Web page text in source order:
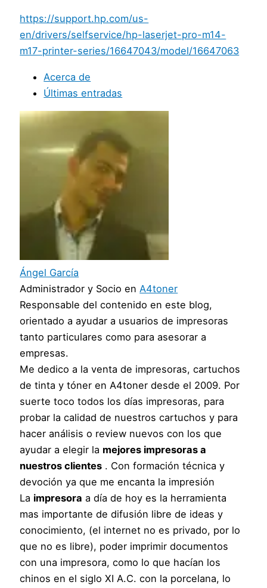
https://support.hp.com/us-
en/drivers/selfservice/hp-laserjet-pro-m14-
m17-printer-series/16647043/model/16647063
Acerca de
Últimas entradas
Ángel García
Administrador y Socio enA4toner
Responsable del contenido en este blog,
orientado a ayudar a usuarios de impresoras
tanto particulares como para asesorar a
empresas.
Me dedico a la venta de impresoras, cartuchos
de tinta y tóner en A4toner desde el 2009. Por
suerte toco todos los días impresoras, para
probar la calidad de nuestros cartuchos y para
hacer análisis o review nuevos con los que
ayudar a elegir la mejores impresoras a
nuestros clientes . Con formación técnica y
devoción ya que me encanta la impresión
La impresora a día de hoy es la herramienta
mas importante de difusión libre de ideas y
conocimiento, (el internet no es privado, por lo
que no es libre), poder imprimir documentos
con una impresora, como lo que hacían los
chinos en el siglo XI A.C. con la porcelana, lo